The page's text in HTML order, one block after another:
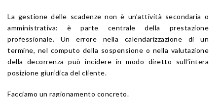
La gestione delle scadenze non è un’attività secondaria o
amministrativa: è parte centrale della prestazione
professionale. Un errore nella calendarizzazione di un
termine, nel computo della sospensione o nella valutazione
della decorrenza può incidere in modo diretto sull’intera
posizione giuridica del cliente.
Facciamo un ragionamento concreto.